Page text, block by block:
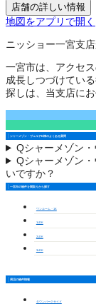
店舗の詳しい情報
地図をアプリで開く
ニッショー一宮支
一宮市は、アクセ
成長しつづけてい
探しは、当支店にお
シャーメゾン・ヴェルデD棟のよくある質問
Qシャーメゾン
Qシャーメゾン
いですか？
一宮市の物件を間取りから探す
ワンルーム・1K
1LDK
2LDK
3LDK
周辺の物件情報
タウンパークサイド